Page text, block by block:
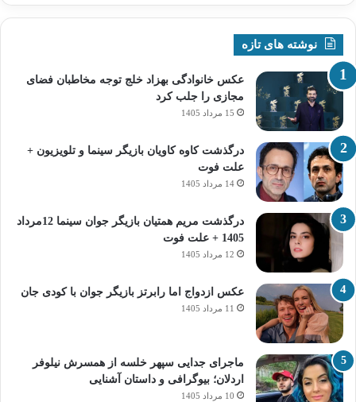
نوشته های تازه
عکس خانوادگی بهزاد خلج توجه مخاطبان فضای
مجازی را جلب کرد
15 مرداد 1405
درگذشت کاوه کاویان بازیگر سینما و تلویزیون +
علت فوت
14 مرداد 1405
درگذشت مریم همتیان بازیگر جوان سینما 12مرداد
1405 + علت فوت
12 مرداد 1405
عکس ازدواج اما رابرتز بازیگر جوان با کودی جان
11 مرداد 1405
ماجرای جدایی سپهر خلسه از همسرش نیلوفر
اردلان؛ بیوگرافی و داستان آشنایی
10 مرداد 1405